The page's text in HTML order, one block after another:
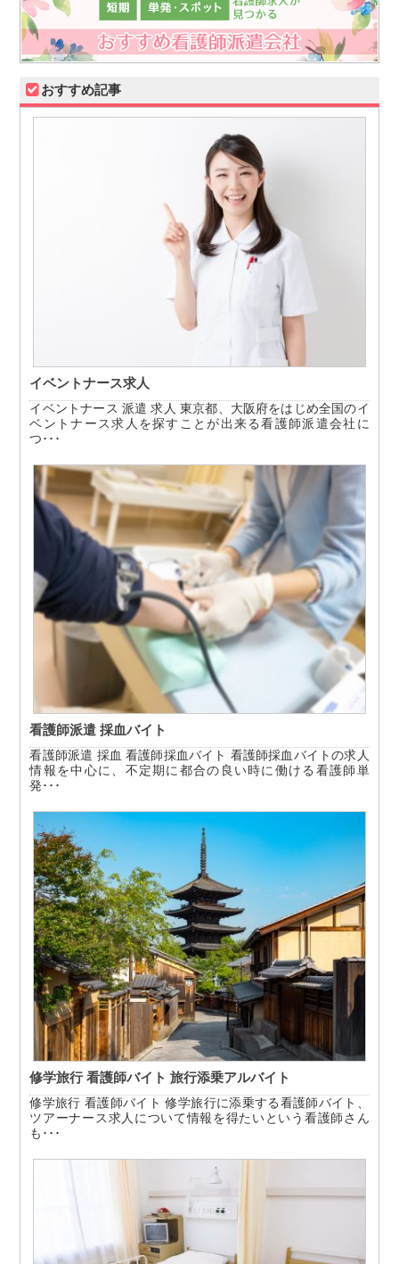
おすすめ記事
イベントナース求人
イベントナース 派遣 求人 東京都、大阪府をはじめ全国のイ
ベントナース求人を探すことが出来る看護師派遣会社に
つ･･･
看護師派遣 採血バイト
看護師派遣 採血 看護師採血バイト 看護師採血バイトの求人
情報を中心に、不定期に都合の良い時に働ける看護師単
発･･･
修学旅行 看護師バイト 旅行添乗アルバイト
修学旅行 看護師バイト 修学旅行に添乗する看護師バイト、
ツアーナース求人について情報を得たいという看護師さん
も･･･